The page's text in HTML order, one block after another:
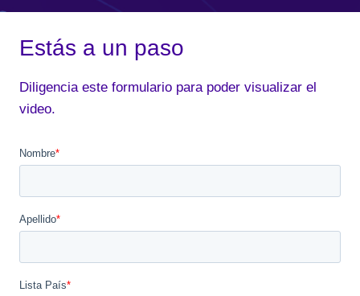
Estás a un paso
Diligencia este formulario para poder visualizar el
video.